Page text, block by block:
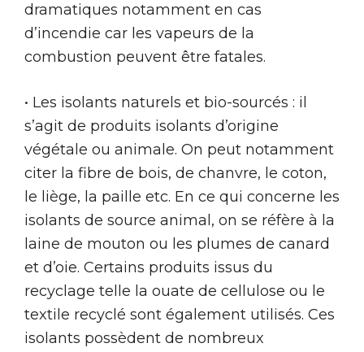
dramatiques notamment en cas
d’incendie car les vapeurs de la
combustion peuvent être fatales.
• Les isolants naturels et bio-sourcés : il
s’agit de produits isolants d’origine
végétale ou animale. On peut notamment
citer la fibre de bois, de chanvre, le coton,
le liège, la paille etc. En ce qui concerne les
isolants de source animal, on se réfère à la
laine de mouton ou les plumes de canard
et d’oie. Certains produits issus du
recyclage telle la ouate de cellulose ou le
textile recyclé sont également utilisés. Ces
isolants possèdent de nombreux